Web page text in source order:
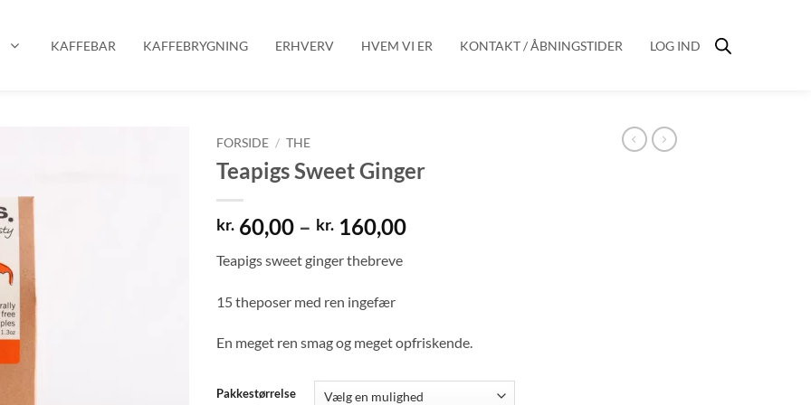
KAFFEBAR KAFFEBRYGNING ERHVERV HVEM VI ER KONTAKT / ÅBNINGSTIDER LOG IND
FORSIDE / THE
Teapigs Sweet Ginger
kr. 60,00 – kr. 160,00Prisinterval:
Teapigs sweet ginger thebreve
15 theposer med ren ingefær
En meget ren smag og meget opfriskende.
Pakkestørrelse